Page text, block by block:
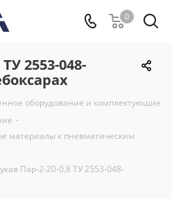
0
2553-048-
оборудование и комплектующие
-
материалы к пневматическим
Пар-2-20-0,8 ТУ 2553-048-